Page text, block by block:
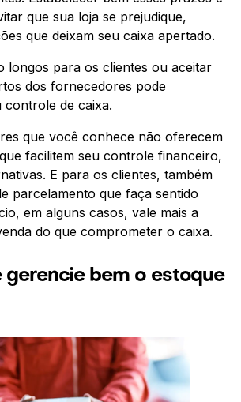
que sua loja se prejudique,
que deixam seu caixa apertado.
longos para os clientes ou aceitar
dos fornecedores pode
controle de caixa.
que você conhece não oferecem
facilitem seu controle financeiro,
E para os clientes, também
parcelamento que faça sentido
em alguns casos, vale mais a
do que comprometer o caixa.
gerencie bem o estoque